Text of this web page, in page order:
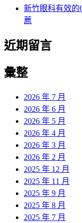
新竹眼科有效的
薦
近期留言
彙整
2026 年 7 月
2026 年 6 月
2026 年 5 月
2026 年 4 月
2026 年 3 月
2026 年 2 月
2025 年 12 月
2025 年 11 月
2025 年 9 月
2025 年 8 月
2025 年 7 月